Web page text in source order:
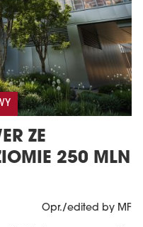
ZE
250 MLN
Opr./edited by MF